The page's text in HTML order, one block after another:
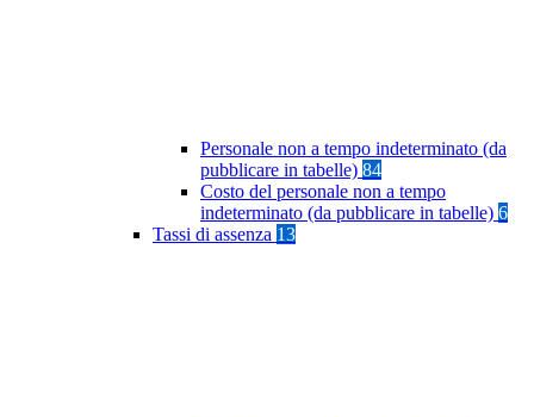
Personale non a tempo indeterminato (da
pubblicare in tabelle) 84
Costo del personale non a tempo
indeterminato (da pubblicare in tabelle) 6
Tassi di assenza 13